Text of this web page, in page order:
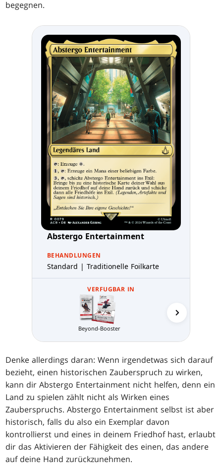
begegnen.
Abstergo Entertainment
BEHANDLUNGEN
Standard | Traditionelle Foilkarte
VERFUGBAR IN
Beyond-Booster
Denke allerdings daran: Wenn irgendetwas sich darauf
bezieht, einen historischen Zauberspruch zu wirken,
kann dir Abstergo Entertainment nicht helfen, denn ein
Land zu spielen zählt nicht als Wirken eines
Zauberspruchs. Abstergo Entertainment selbst ist aber
historisch, falls du also ein Exemplar davon
kontrollierst und eines in deinem Friedhof hast, erlaubt
dir das Aktivieren der Fähigkeit des einen, das andere
auf deine Hand zurückzunehmen.